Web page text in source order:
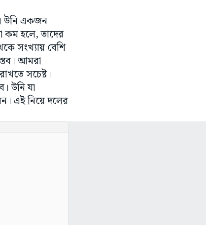
উনি একজন
কম হলে, তাদের
সংখ্যায় বেশি
আমরা
সচেষ্ট।
উনি যা
এই নিয়ে দলের